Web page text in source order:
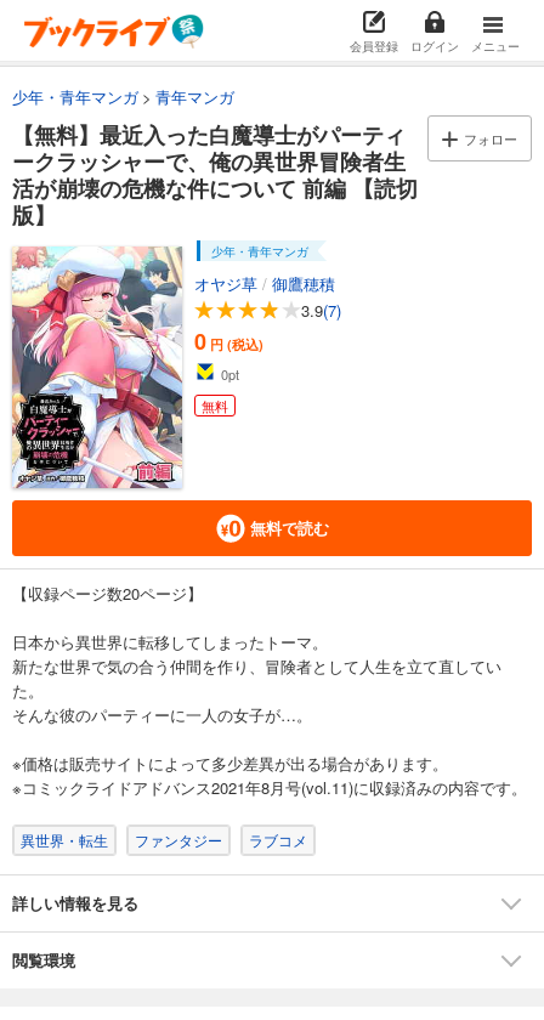
会員登録 ログイン メニュー
少年・青年マンガ 青年マンガ
【無料】最近入った白魔導士がパーティ
ークラッシャーで、俺の異世界冒険者生
活が崩壊の危機な件について 前編 【読切
版】
フォロー
少年・青年マンガ
オヤジ草 / 御鷹穂積
3.9(7)
0 円 (税込)
0pt
無料
無料で読む
【収録ページ数20ページ】
日本から異世界に転移してしまったトーマ。
新たな世界で気の合う仲間を作り、冒険者として人生を立て直してい
た。
そんな彼のパーティーに一人の女子が…。
※価格は販売サイトによって多少差異が出る場合があります。
※コミックライドアドバンス2021年8月号(vol.11)に収録済みの内容です。
異世界・転生 ファンタジー ラブコメ
詳しい情報を見る
閲覧環境